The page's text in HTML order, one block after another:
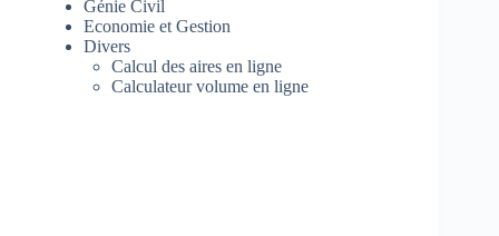
Génie Civil
Economie et Gestion
Divers
Calcul des aires en ligne
Calculateur volume en ligne